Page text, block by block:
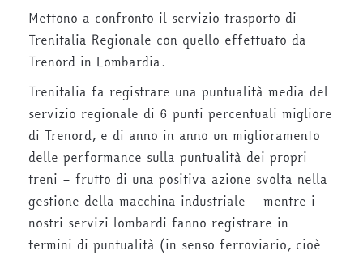
Mettono a confronto il servizio trasporto di
Trenitalia Regionale con quello effettuato da
Trenord in Lombardia.
Trenitalia fa registrare una puntualità media del
servizio regionale di 6 punti percentuali migliore
di Trenord, e di anno in anno un miglioramento
delle performance sulla puntualità dei propri
treni – frutto di una positiva azione svolta nella
gestione della macchina industriale – mentre i
nostri servizi lombardi fanno registrare in
termini di puntualità (in senso ferroviario, cioè